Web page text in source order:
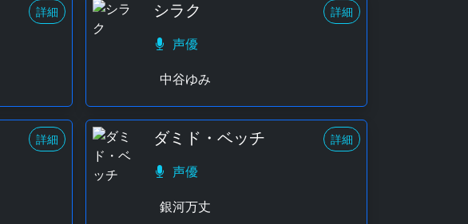
詳細 シラク 詳細
声優
中谷ゆみ
詳細 ダミド・ベッチ 詳細
声優
銀河万丈